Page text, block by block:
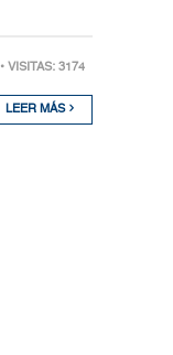
• VISITAS: 3174
LEER MÁS